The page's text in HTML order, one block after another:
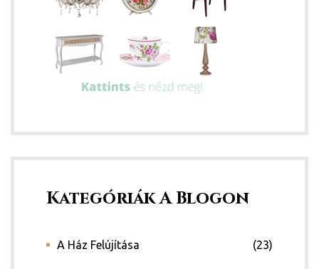
Kategóriák A Blogon
A Ház Felújítása (23)